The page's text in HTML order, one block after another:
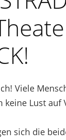
Viele
keine Lust auf
sich die